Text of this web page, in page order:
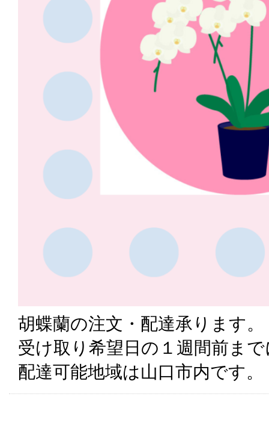
胡蝶蘭の注文・配達承ります。
受け取り希望日の１週間前ま
配達可能地域は山口市内です。